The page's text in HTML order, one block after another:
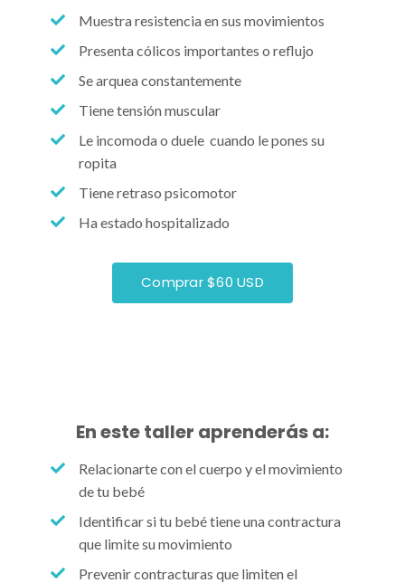
Muestra resistencia en sus movimientos
Presenta cólicos importantes o reflujo
Se arquea constantemente
Tiene tensión muscular
Le incomoda o duele cuando le pones su
ropita
Tiene retraso psicomotor
Ha estado hospitalizado
Comprar $60 USD
En este taller aprenderás a:
Relacionarte con el cuerpo y el movimiento
de tu bebé
Identificar si tu bebé tiene una contractura
que limite su movimiento
Prevenir contracturas que limiten el